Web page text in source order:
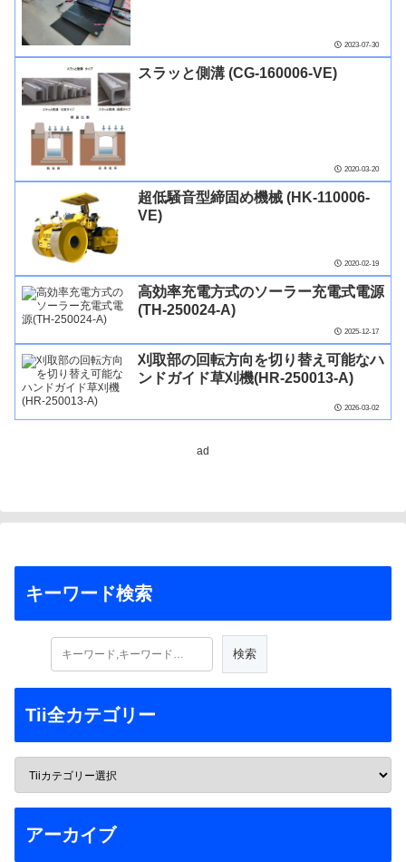
2023-07-30
スラッと側溝 (CG-160006-VE)
2020-03-20
超低騒音型締固め機械 (HK-110006-
VE)
2020-02-19
高効率充電方式のソーラー充電式電源
(TH-250024-A)
2025-12-17
刈取部の回転方向を切り替え可能なハ
ンドガイド草刈機(HR-250013-A)
2026-03-02
ad
キーワード検索
Tii全カテゴリー
アーカイブ